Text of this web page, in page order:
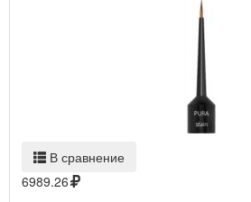
В сравнение
6989.26